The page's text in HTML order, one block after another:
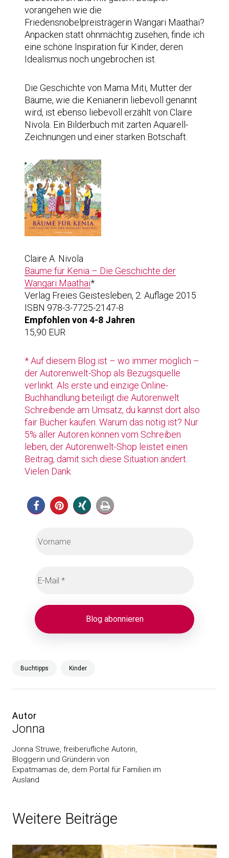
vorangehen wie die
Friedensnobelpreisträgerin Wangari Maathai?
Anpacken statt ohnmächtig zusehen, finde ich
eine schöne Inspiration für Kinder, deren
Idealismus noch ungebrochen ist.
Die Geschichte von Mama Miti, Mutter der
Bäume, wie die Kenianerin liebevoll genannt
wird, ist ebenso liebevoll erzählt von Claire
Nivola. Ein Bilderbuch mit zarten Aquarell-
Zeichnungen und einer starken Botschaft.
Claire A. Nivola
Bäume für Kenia – Die Geschichte der
Wangari Maathai*
Verlag Freies Geistesleben, 2. Auflage 2015
ISBN 978-3-7725-2147-8
Empfohlen von 4-8 Jahren
15,90 EUR
* Auf diesem Blog ist – wo immer möglich –
der Autorenwelt-Shop als Bezugsquelle
verlinkt. Als erste und einzige Online-
Buchhandlung beteiligt die Autorenwelt
Schreibende am Umsatz, du kannst dort also
fair Bücher kaufen. Warum das nötig ist? Nur
5% aller Autoren können vom Schreiben
leben, der Autorenwelt-Shop leistet einen
Beitrag, damit sich diese Situation ändert.
Vielen Dank.
Buchtipps Kinder
Autor
Jonna
Jonna Struwe, freiberufliche Autorin,
Bloggerin und Gründerin von
Expatmamas.de, dem Portal für Familien im
Ausland
Weitere Beiträge